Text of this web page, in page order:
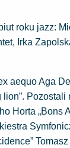
roku jazz:
Irka
aequo Aga
lion”.
Horta „Bons